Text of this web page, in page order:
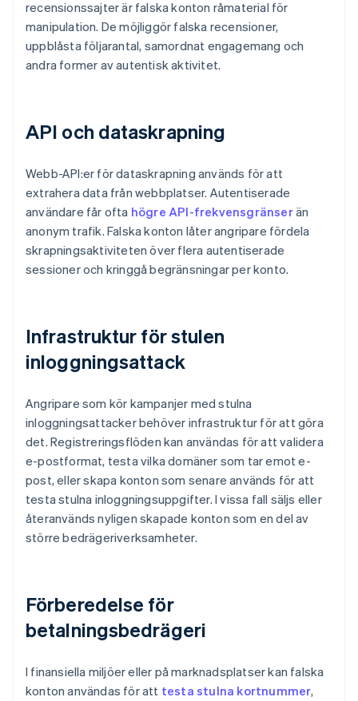
recensionssajter är falska konton råmaterial för
manipulation. De möjliggör falska recensioner,
uppblåsta följarantal, samordnat engagemang och
andra former av autentisk aktivitet.
API och dataskrapning
Webb-API:er för dataskrapning används för att
extrahera data från webbplatser. Autentiserade
användare får ofta högre API-frekvensgränserän
anonym trafik. Falska konton låter angripare fördela
skrapningsaktiviteten över flera autentiserade
sessioner och kringgå begränsningar per konto.
Infrastruktur för stulen
inloggningsattack
Angripare som kör kampanjer med stulna
inloggningsattacker behöver infrastruktur för att göra
det. Registreringsflöden kan användas för att validera
e-postformat, testa vilka domäner som tar emot e-
post, eller skapa konton som senare används för att
testa stulna inloggningsuppgifter. I vissa fall säljs eller
återanvänds nyligen skapade konton som en del av
större bedrägeriverksamheter.
Förberedelse för
betalningsbedrägeri
I finansiella miljöer eller på marknadsplatser kan falska
konton användas för att testa stulna kortnummer,